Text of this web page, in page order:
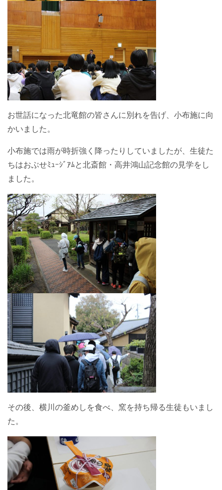
お世話になった北竜館の皆さんに別れを告げ、小布施に向
かいました。
小布施では雨が時折強く降ったりしていましたが、生徒た
ちはおぶせﾐｭｰｼﾞｱﾑと北斎館・高井鴻山記念館の見学をし
ました。
その後、横川の釜めしを食べ、窯を持ち帰る生徒もいまし
た。